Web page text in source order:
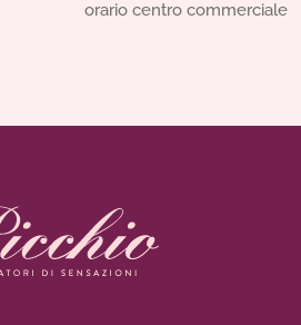
orario centro commerciale